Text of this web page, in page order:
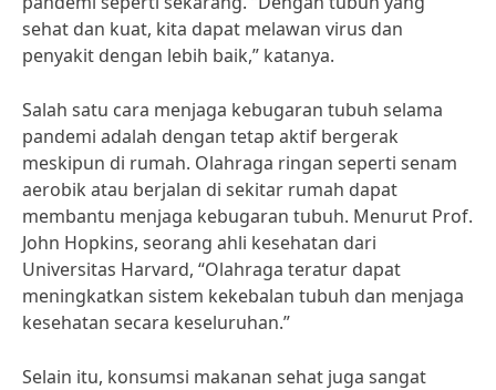
sehat dan kuat, kita dapat melawan virus dan
penyakit dengan lebih baik,” katanya.
Salah satu cara menjaga kebugaran tubuh selama
pandemi adalah dengan tetap aktif bergerak
meskipun di rumah. Olahraga ringan seperti senam
aerobik atau berjalan di sekitar rumah dapat
membantu menjaga kebugaran tubuh. Menurut Prof.
John Hopkins, seorang ahli kesehatan dari
Universitas Harvard, “Olahraga teratur dapat
meningkatkan sistem kekebalan tubuh dan menjaga
kesehatan secara keseluruhan.”
Selain itu, konsumsi makanan sehat juga sangat